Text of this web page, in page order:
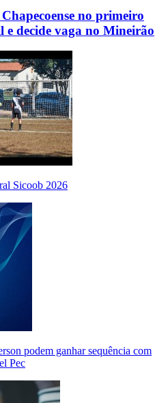
no primeiro
e decide vaga no Mineirão
Sicoob 2026
podem ganhar sequência com
Pec